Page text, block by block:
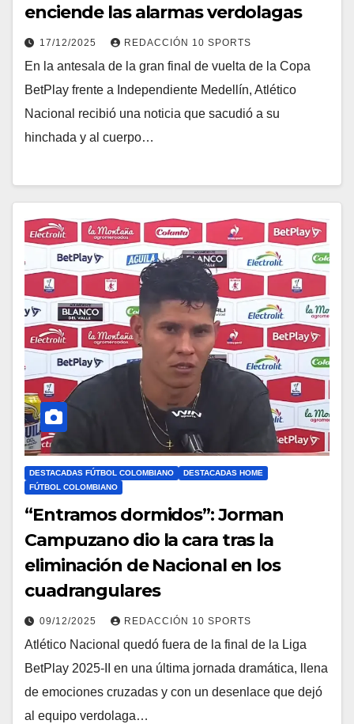
enciende las alarmas verdolagas
17/12/2025 REDACCIÓN 10 SPORTS
En la antesala de la gran final de vuelta de la Copa
BetPlay frente a Independiente Medellín, Atlético
Nacional recibió una noticia que sacudió a su
hinchada y al cuerpo…
DESTACADAS FÚTBOL COLOMBIANO
DESTACADAS HOME
FÚTBOL COLOMBIANO
“Entramos dormidos”: Jorman
Campuzano dio la cara tras la
eliminación de Nacional en los
cuadrangulares
09/12/2025 REDACCIÓN 10 SPORTS
Atlético Nacional quedó fuera de la final de la Liga
BetPlay 2025-II en una última jornada dramática, llena
de emociones cruzadas y con un desenlace que dejó
al equipo verdolaga…